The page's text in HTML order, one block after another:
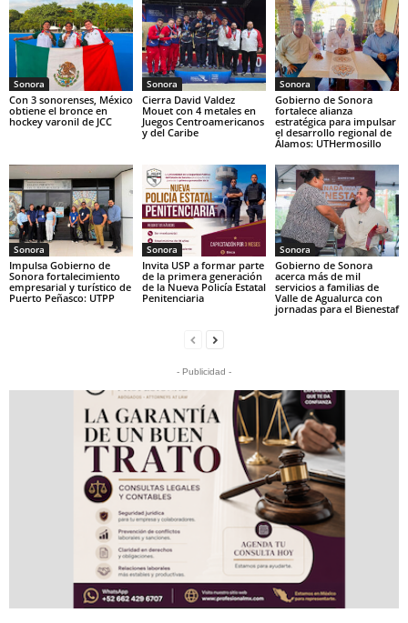
Sonora
Con 3 sonorenses, México
obtiene el bronce en
hockey varonil de JCC
Sonora
Cierra David Valdez
Mouet con 4 metales en
Juegos Centroamericanos
y del Caribe
Sonora
Gobierno de Sonora
fortalece alianza
estratégica para impulsar
el desarrollo regional de
Álamos: UTHermosillo
Sonora
Impulsa Gobierno de
Sonora fortalecimiento
empresarial y turístico de
Puerto Peñasco: UTPP
Sonora
Invita USP a formar parte
de la primera generación
de la Nueva Policía Estatal
Penitenciaria
Sonora
Gobierno de Sonora
acerca más de mil
servicios a familias de
Valle de Agualurca con
jornadas para el Bienestaf
- Publicidad -